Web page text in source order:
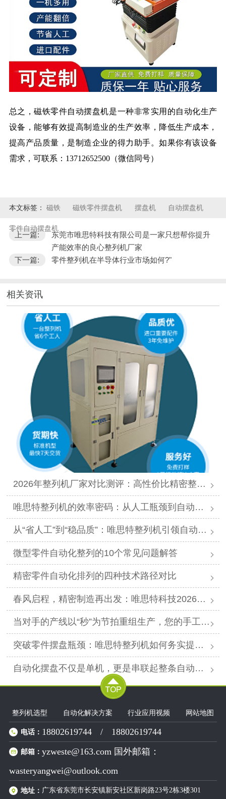
总之，磁铁零件自动摆盘机是一种非常实用的自动化生产
设备，能够有效提高制造业的生产效率，降低生产成本，
提高产品质量，是制造企业的得力助手。如果你有该设备
需求，可联系：13712652500（微信同号）
本文标签： 磁铁 磁铁零件摆盘机 摆盘机 自动摆盘机
零件自动摆盘机
上一篇:
东莞市唯思特科技有限公司是一家只想帮你提升
产能效率的良心整列机厂家
下一篇:
零件整列机在半导体行业市场如何?"
相关资讯
2026年整列机厂家对比测评：高性价比精密整列品牌推荐
唯思特整列机的效率密码：从人工瓶颈到自动化跨越
从“省人工”到“稳品质”：唯思特整列机引领自动化价值跃迁
微型零件自动化整列的10个常见问题解答
精密零件自动化排列的四种技术路径对比
春风启程，精密制造再出发：唯思特科技2026年春节后正式开工
当对手的产线以“秒”为节拍重组生产，您的手工摆盘环节是否已成为供应链响应赛跑中的“绊马索”？
突破零件摆盘瓶颈：唯思特整列机如何务实提升产线效能
自动化摆盘不仅是单机，更是串联起整条自动化产线的“高效关节”。
整列机选型 自动化解决方案 行业应用视频 网站地图
电话： 18802619744 / 18802619744
邮箱：yzweste@163.com 国外邮箱：
wasteryangwei@outlook.com
地址： 广东省东莞市长安镇新安社区新岗路23号2栋3楼301